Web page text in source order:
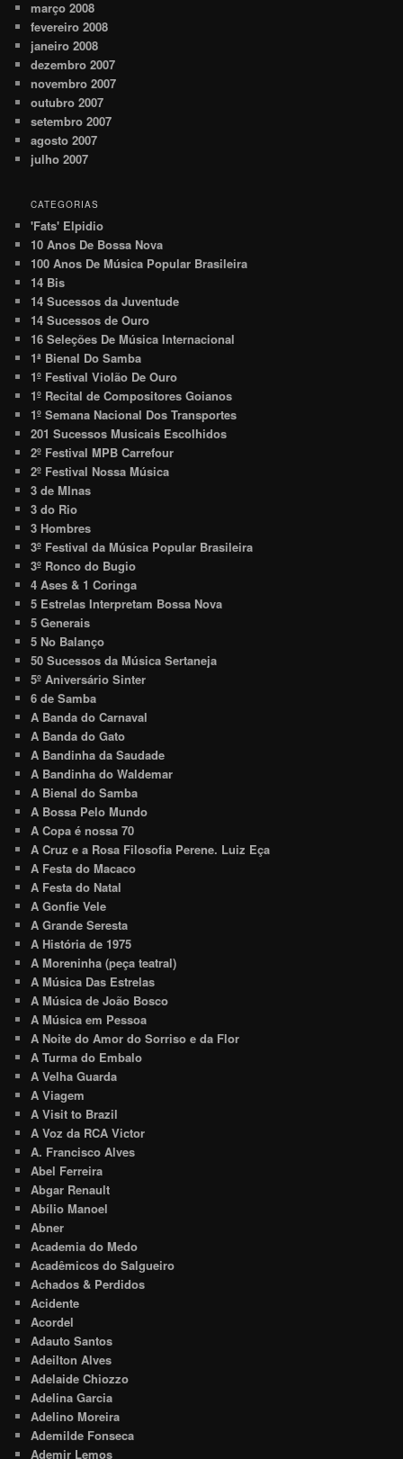
março 2008
fevereiro 2008
janeiro 2008
dezembro 2007
novembro 2007
outubro 2007
setembro 2007
agosto 2007
julho 2007
CATEGORIAS
'Fats' Elpidio
10 Anos De Bossa Nova
100 Anos De Música Popular Brasileira
14 Bis
14 Sucessos da Juventude
14 Sucessos de Ouro
16 Seleções De Música Internacional
1ª Bienal Do Samba
1º Festival Violão De Ouro
1º Recital de Compositores Goianos
1º Semana Nacional Dos Transportes
201 Sucessos Musicais Escolhidos
2º Festival MPB Carrefour
2º Festival Nossa Música
3 de MInas
3 do Rio
3 Hombres
3º Festival da Música Popular Brasileira
3º Ronco do Bugio
4 Ases & 1 Coringa
5 Estrelas Interpretam Bossa Nova
5 Generais
5 No Balanço
50 Sucessos da Música Sertaneja
5º Aniversário Sinter
6 de Samba
A Banda do Carnaval
A Banda do Gato
A Bandinha da Saudade
A Bandinha do Waldemar
A Bienal do Samba
A Bossa Pelo Mundo
A Copa é nossa 70
A Cruz e a Rosa Filosofia Perene. Luiz Eça
A Festa do Macaco
A Festa do Natal
A Gonfie Vele
A Grande Seresta
A História de 1975
A Moreninha (peça teatral)
A Música Das Estrelas
A Música de João Bosco
A Música em Pessoa
A Noite do Amor do Sorriso e da Flor
A Turma do Embalo
A Velha Guarda
A Viagem
A Visit to Brazil
A Voz da RCA Victor
A. Francisco Alves
Abel Ferreira
Abgar Renault
Abílio Manoel
Abner
Academia do Medo
Acadêmicos do Salgueiro
Achados & Perdidos
Acidente
Acordel
Adauto Santos
Adeilton Alves
Adelaide Chiozzo
Adelina Garcia
Adelino Moreira
Ademilde Fonseca
Ademir Lemos